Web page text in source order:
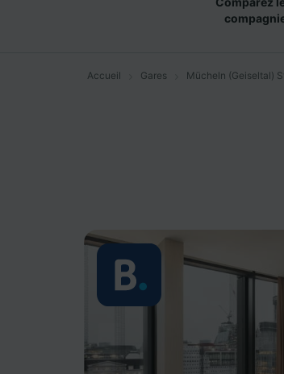
Accueil Gares Mücheln (Geiseltal)